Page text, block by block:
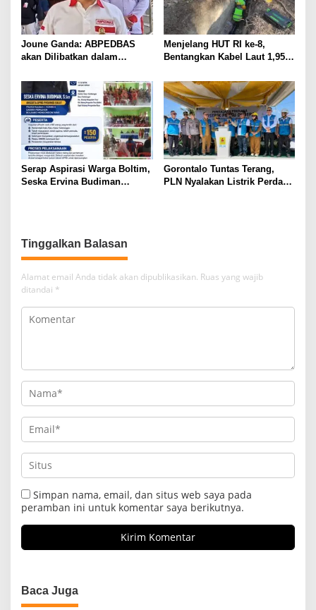
Joune Ganda: ABPEDBAS
akan Dilibatkan dalam
2026
Menjelang HUT RI ke-8,
Bentangkan Kabel Laut 1,95
Perdana di Pulau Dudepo dan
Tuntaskan 100 Persen Rasio
Desa Berlistrik Provinsi
Gorontalo
Serap Aspirasi Warga Boltim,
Seska Ervina Budiman
Gorontalo Tuntas Terang,
PLN Nyalakan Listrik Perdana
Tinggalkan Balasan
Alamat email Anda tidak akan dipublikasikan. Ruas yang wajib
ditandai *
Simpan nama, email, dan situs web saya pada
peramban ini untuk komentar saya berikutnya.
Baca Juga